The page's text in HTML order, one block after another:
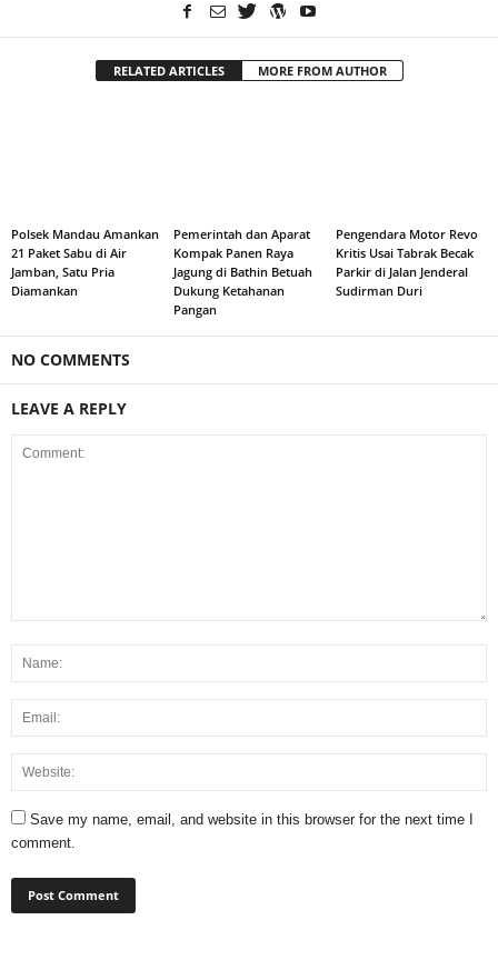
RELATED ARTICLES MORE FROM AUTHOR
Polsek Mandau Amankan
21 Paket Sabu di Air
Jamban, Satu Pria
Diamankan
Pemerintah dan Aparat
Kompak Panen Raya
Jagung di Bathin Betuah
Dukung Ketahanan
Pangan
Pengendara Motor Revo
Kritis Usai Tabrak Becak
Parkir di Jalan Jenderal
Sudirman Duri
NO COMMENTS
LEAVE A REPLY
Save my name, email, and website in this browser for the next time I
comment.